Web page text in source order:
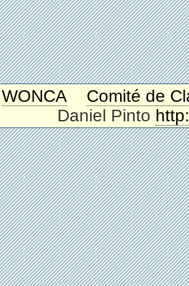
WONCA
Comité de
Daniel Pinto